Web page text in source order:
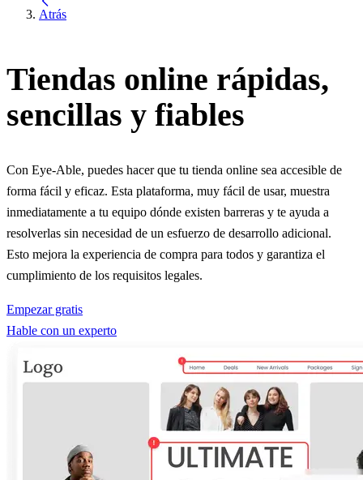
Atrás
Tiendas online rápidas,
sencillas y fiables
Con Eye-Able, puedes hacer que tu tienda online sea accesible de
forma fácil y eficaz. Esta plataforma, muy fácil de usar, muestra
inmediatamente a tu equipo dónde existen barreras y te ayuda a
resolverlas sin necesidad de un esfuerzo de desarrollo adicional.
Esto mejora la experiencia de compra para todos y garantiza el
cumplimiento de los requisitos legales.
Empezar gratis
Hable con un experto